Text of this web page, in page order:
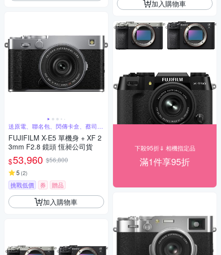
送原電、聯名包、閃傳卡盒、蔡司清
潔組
FUJIFILM X-E5 單機身 + XF 2
3mm F2.8 鏡頭 恆昶公司貨
$53,960 $56,800
5 (2)
挑戰低價 券 贈品
加入購物車
加入購物車
下殺95折⇓ 相機指定品
滿1件享95折